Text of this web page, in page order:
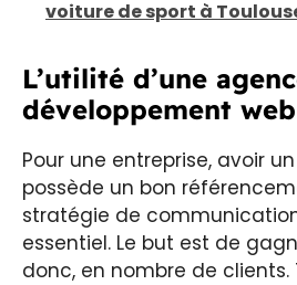
voiture de sport à
L’utilité d’une
développement web
Pour une entreprise, avoir
possède un bon
stratégie de
essentiel. Le but est de
donc, en nombre de clients.